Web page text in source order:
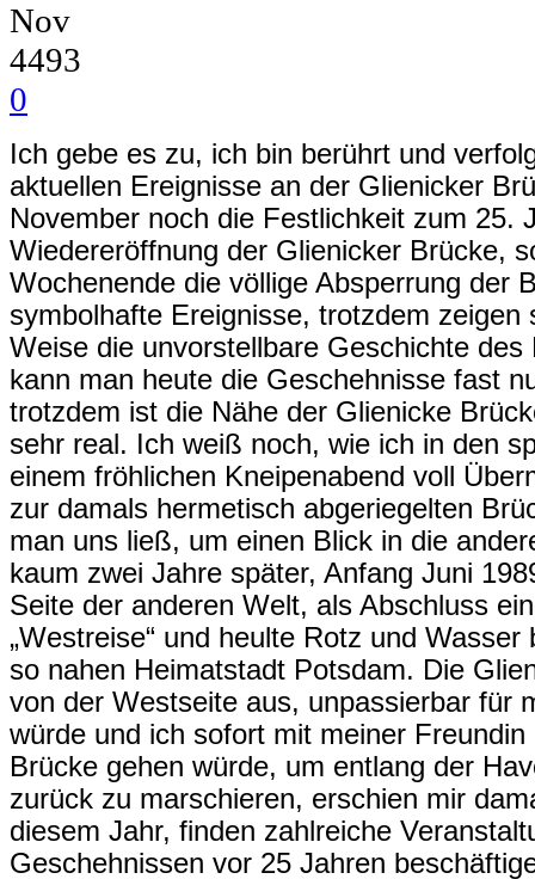
Nov
4493
0
Ich gebe es zu, ich bin berührt und
aktuellen Ereignisse an der Glienicker
November noch die Festlichkeit zum 25.
Wiedereröffnung der Glienicker Brücke,
Wochenende die völlige Absperrung der
symbolhafte Ereignisse, trotzdem zeigen
Weise die unvorstellbare Geschichte
kann man heute die Geschehnisse fast
trotzdem ist die Nähe der Glienicke
sehr real. Ich weiß noch, wie ich in den
einem fröhlichen Kneipenabend voll
zur damals hermetisch abgeriegelten
man uns ließ, um einen Blick in die
kaum zwei Jahre später, Anfang Juni
Seite der anderen Welt, als Abschluss
„Westreise“ und heulte Rotz und
so nahen Heimatstadt Potsdam. Die
von der Westseite aus, unpassierbar für
würde und ich sofort mit meiner
Brücke gehen würde, um entlang der
zurück zu marschieren, erschien mir
diesem Jahr, finden zahlreiche
Geschehnissen vor 25 Jahren